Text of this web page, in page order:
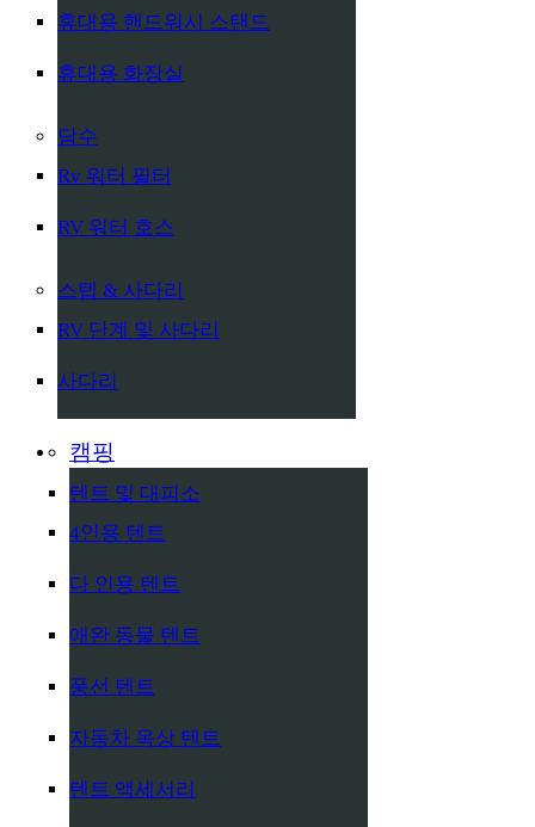
휴대용 핸드워시 스탠드
휴대용 화장실
담수
Rv 워터 필터
RV 워터 호스
스텝 & 사다리
RV 단계 및 사다리
사다리
캠핑
텐트 및 대피소
4인용 텐트
다 인용 텐트
애완 동물 텐트
풍선 텐트
자동차 옥상 텐트
텐트 액세서리